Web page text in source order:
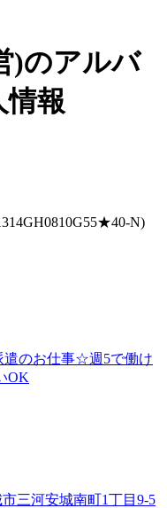
)のアルバ
報
N)
遣のお仕事☆週5で働け
OK
三河安城南町1丁目9-5